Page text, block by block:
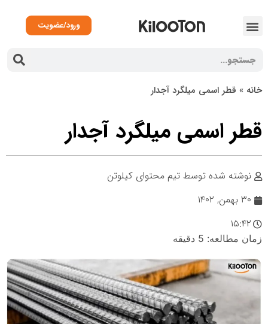
ورود/عضویت
» قطر اسمی میلگرد آجدار
اسمی میلگرد آجدار
نوشته شده توسطتیم محتوای کیلوتن
۳۰ بهمن, ۱۴۰۲
۱۵:۴۲
مطالعه: 5 دقیقه